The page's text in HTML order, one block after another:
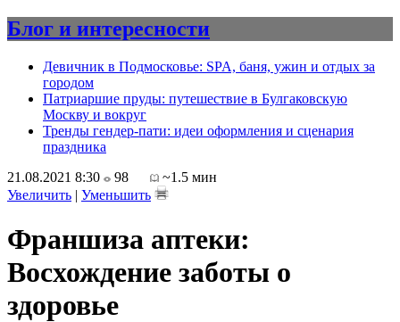
Блог и интересности
Девичник в Подмосковье: SPA, баня, ужин и отдых за
городом
Патриаршие пруды: путешествие в Булгаковскую
Москву и вокруг
Тренды гендер-пати: идеи оформления и сценария
праздника
21.08.2021 8:30
98
~1.5 мин
Увеличить | Уменьшить
Франшиза аптеки:
Восхождение заботы о
здоровье